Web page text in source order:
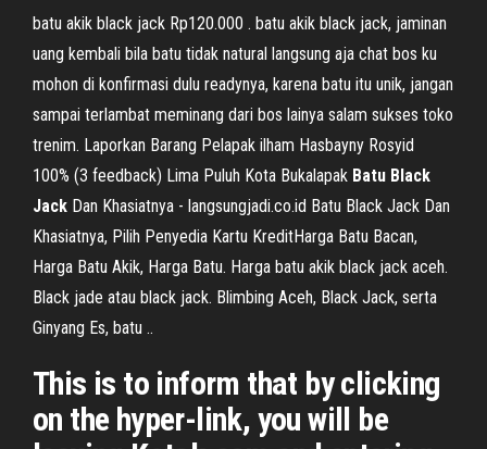
batu akik black jack Rp120.000 . batu akik black jack, jaminan
uang kembali bila batu tidak natural langsung aja chat bos ku
mohon di konfirmasi dulu readynya, karena batu itu unik, jangan
sampai terlambat meminang dari bos lainya salam sukses toko
trenim. Laporkan Barang Pelapak ilham Hasbayny Rosyid
100% (3 feedback) Lima Puluh Kota Bukalapak Batu Black
Jack Dan Khasiatnya - langsungjadi.co.id Batu Black Jack Dan
Khasiatnya, Pilih Penyedia Kartu KreditHarga Batu Bacan,
Harga Batu Akik, Harga Batu. Harga batu akik black jack aceh.
Black jade atau black jack. Blimbing Aceh, Black Jack, serta
Ginyang Es, batu ..
This is to inform that by clicking
on the hyper-link, you will be